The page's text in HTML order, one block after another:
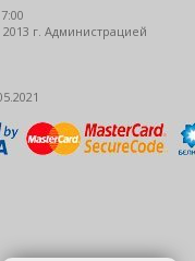
г. Администрацией